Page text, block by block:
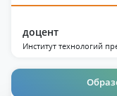
доцент
Институт технологий